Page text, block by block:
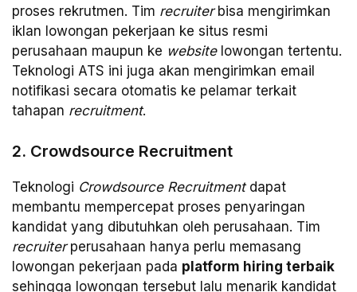
proses rekrutmen. Tim recruiterbisa mengirimkan
iklan lowongan pekerjaan ke situs resmi
perusahaan maupun ke websitelowongan tertentu.
Teknologi ATS ini juga akan mengirimkan email
notifikasi secara otomatis ke pelamar terkait
tahapan recruitment.
2. Crowdsource Recruitment
Teknologi Crowdsource Recruitmentdapat
membantu mempercepat proses penyaringan
kandidat yang dibutuhkan oleh perusahaan. Tim
recruiterperusahaan hanya perlu memasang
lowongan pekerjaan pada platform hiring terbaik
sehingga lowongan tersebut lalu menarik kandidat